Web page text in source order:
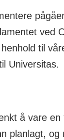
ved
til
Universitas.
å vare en
planlagt, og